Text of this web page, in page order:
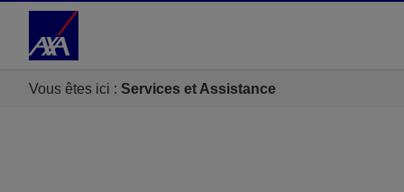
Accéder au Contenu
Vous êtes ici : Services et Assistance